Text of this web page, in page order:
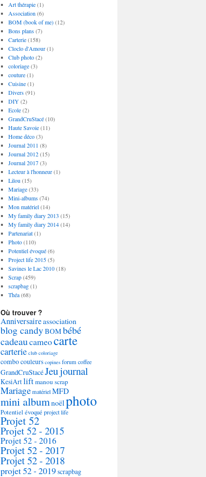
Art thérapie(1)
Association (6)
BOM (book of me)(12)
Bons plans(7)
Carterie(158)
Cloclo d'Amour(1)
Club photo(2)
coloriage(3)
couture(1)
Cuisine(1)
Divers(91)
DIY(2)
Ecole(2)
GrandCruStacé(10)
Haute Savoie(11)
Home déco(3)
Journal 2011 (8)
Journal 2012(15)
Journal 2017(3)
Lecteur à l'honneur(1)
Lilou (15)
Mariage(33)
Mini-albums(74)
Mon matériel(14)
My family diary 2013 (15)
My family diary 2014(14)
Partenariat(1)
Photo(110)
Potentiel évoqué(6)
Project life 2015(5)
Savines le Lac 2010(18)
Scrap(459)
scrapbag(1)
Théa(68)
Où trouver ?
Anniversaireassociation
blog candyBOMbébé
cadeaucameocarte
carterie club coloriage
combo couleurs copines forum coffee
GrandCruStacéJeujournal
KesiArtliftmanou scrap
MariagematérielMFD
mini albumnoëlphoto
Potentiel évoquéproject life
Projet 52
Projet 52 - 2015
Projet 52 - 2016
Projet 52 - 2017
Projet 52 - 2018
projet 52 - 2019scrapbag